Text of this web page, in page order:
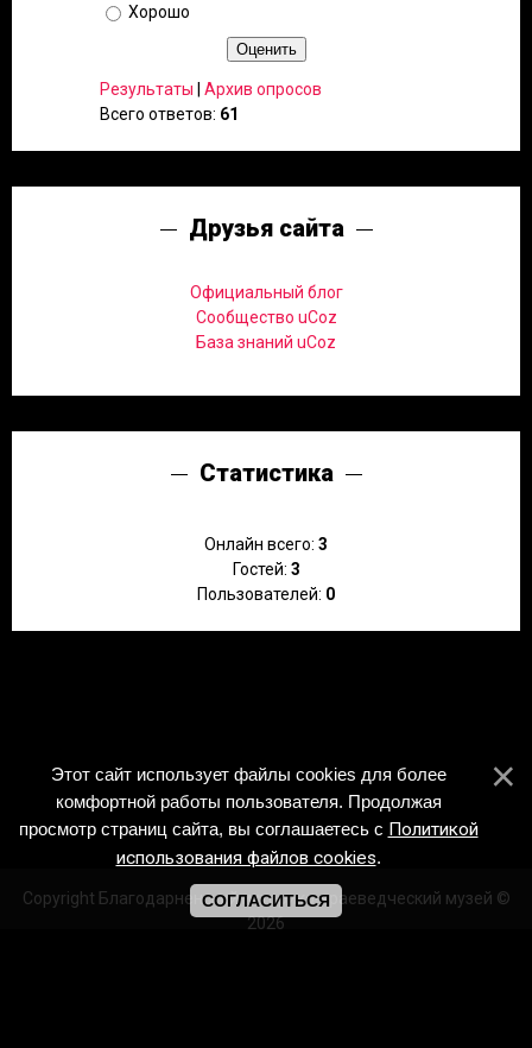
Хорошо
Результаты | Архив опросов
Всего ответов: 61
Друзья сайта
Официальный блог
Сообщество uCoz
База знаний uCoz
Статистика
Онлайн всего: 3
Гостей: 3
Пользователей: 0
Copyright Благодарненский историко-краеведческий музей ©
2026
Этот сайт использует файлы cookies для более
комфортной работы пользователя. Продолжая
просмотр страниц сайта, вы соглашаетесь с Политикой
использования файлов cookies.
СОГЛАСИТЬСЯ